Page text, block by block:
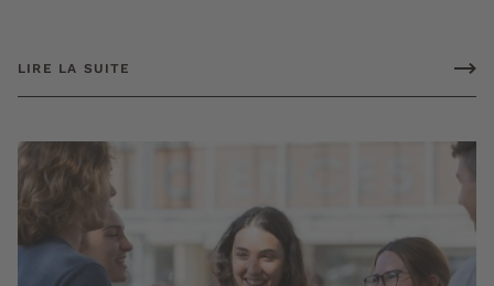
LIRE LA SUITE